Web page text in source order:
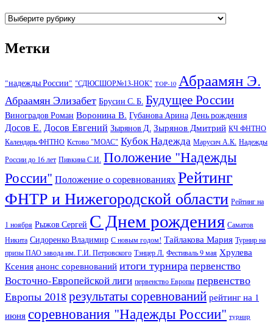
Рубрики
Метки
"надежды России" "СДЮСШОР№13-НОК" TOP-10 Абраамян Э.
Абраамян Элизабет Брусин С. Б. Будущее России
Виноградов Роман Воронина В. Губанова Арина День рождения
Досов Е. Досов Евгений Зырянов Д. Зырянов Дмитрий КЧ ФНТНО
Календарь ФНТНО Кстово "МОАС" Кубок Надежда Марусич А.К. Надежды
России до 16 лет Пивкина С.И. Положение "Надежды
России" Положение о соревнованияхРейтинг
ФНТР и Нижегородской области Рейтинг на
1 ноября Рыжов Сергей С Днем рождения Саматов
Никита Сидоренко Владимир С новым годом! Тайлакова Мария Турнир на
призы ПАО завода им. Г.И. Петровского Тэнцер Л. Фестиваль 9 мая Хрулева
Ксения анонс соревнований итоги турнирапервенство
Восточно-Европейской лиги первенство Европы первенство
Европы 2018 результаты соревнований рейтинг на 1
июня соревнования "Надежды России" турнир